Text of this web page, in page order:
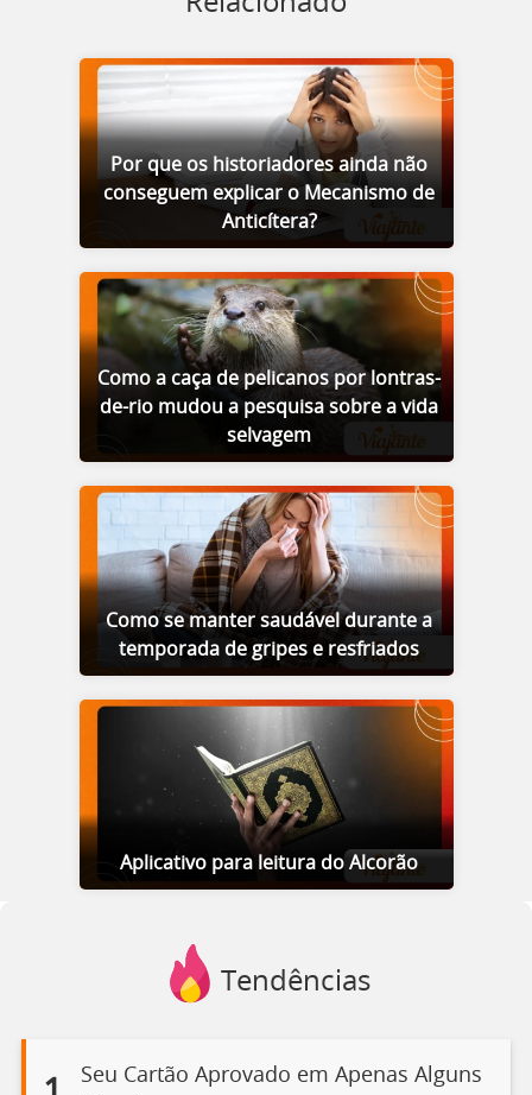
Por que os historiadores ainda não
conseguem explicar o Mecanismo de
Anticítera?
Como a caça de pelicanos por lontras-
de-rio mudou a pesquisa sobre a vida
selvagem
Como se manter saudável durante a
temporada de gripes e resfriados
Aplicativo para leitura do Alcorão
Tendências
Seu Cartão Aprovado em Apenas Alguns